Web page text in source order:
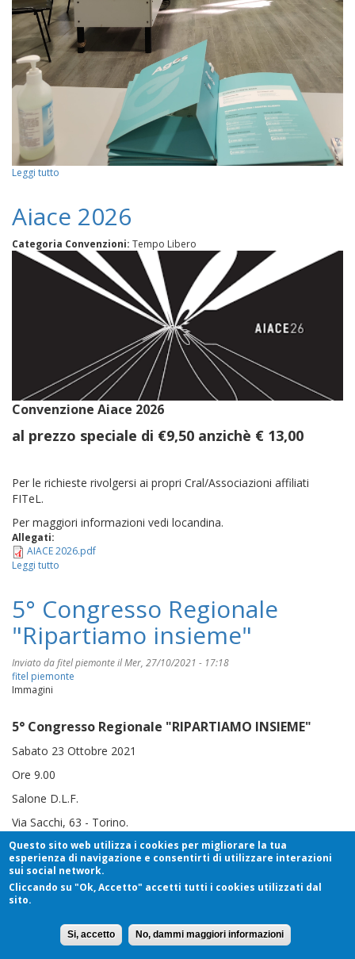
Leggi tutto
FITeL
Piemonte
Aiace 2026
Categoria Convenzioni: Tempo Libero
Convenzione Aiace 2026
al prezzo speciale di €9,50 anzichè € 13,00
Per le richieste rivolgersi ai propri Cral/Associazioni affiliati
FITeL.
Per maggiori informazioni vedi locandina.
Allegati:
AIACE 2026.pdf
Leggi tutto
5° Congresso Regionale
"Ripartiamo insieme"
Inviato dafitel piemonteil Mer, 27/10/2021 - 17:18
fitel piemonte
Immagini
5° Congresso Regionale "RIPARTIAMO INSIEME"
Sabato 23 Ottobre 2021
Ore 9.00
Salone D.L.F.
Via Sacchi, 63 - Torino.
Si ringrazia tutti coloro che hanno partecipato al Congresso, in
particolare la sig.ra Marita Rozani e la sua collaboratrice
Nadia Vittone per l'ottimo aperitivo!
Questo sito web utilizza i cookies per migliorare la tua
esperienza di navigazione e consentirti di utilizzare interazioni
sui social network.
Cliccando su "Ok, Accetto" accetti tutti i cookies utilizzati dal
sito.
Si, accetto No, dammi maggiori informazioni